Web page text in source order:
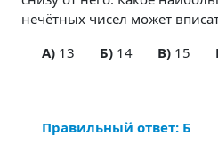
нечётных чисел может
A)13 Б)14 В)15
Правильный ответ: Б